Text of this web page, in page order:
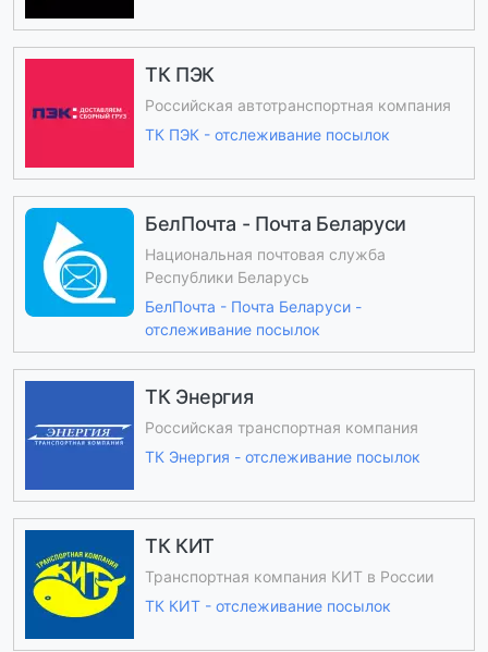
ТК ПЭК
Российская автотранспортная компания
ТК ПЭК - отслеживание посылок
БелПочта - Почта Беларуси
Национальная почтовая служба
Республики Беларусь
БелПочта - Почта Беларуси -
отслеживание посылок
ТК Энергия
Российская транспортная компания
ТК Энергия - отслеживание посылок
ТК КИТ
Транспортная компания КИТ в России
ТК КИТ - отслеживание посылок